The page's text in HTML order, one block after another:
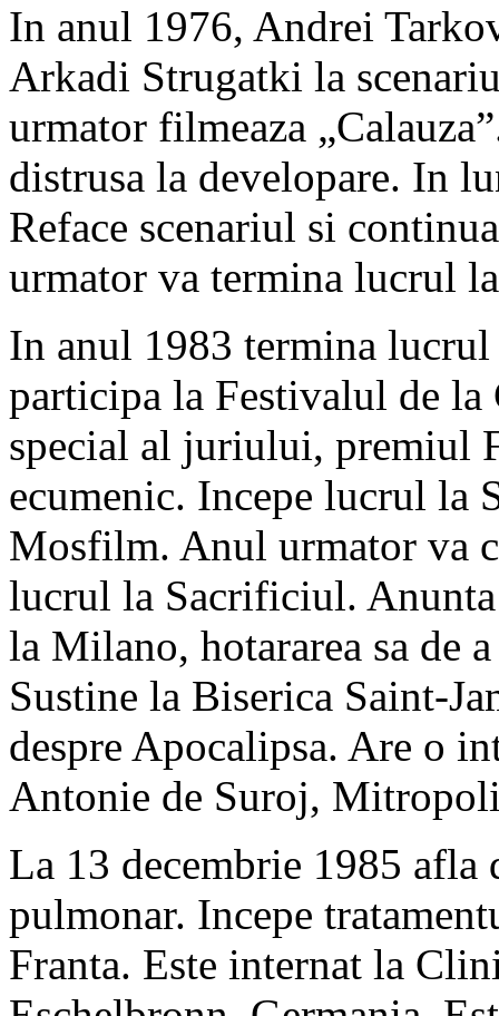
In anul 1976, Andrei
Arkadi Strugatki la
urmator filmeaza
distrusa la developare. In
Reface scenariul si
urmator va termina lucrul
In anul 1983 termina lucrul
participa la Festivalul de la
special al juriului, premiul
ecumenic. Incepe lucrul la
Mosfilm. Anul urmator va
lucrul la Sacrificiul.
la Milano, hotararea sa de
Sustine la Biserica Saint-
despre Apocalipsa. Are o
Antonie de Suroj,
La 13 decembrie 1985
pulmonar. Incepe
Franta. Este internat la